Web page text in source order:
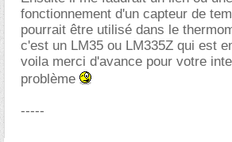
fonctionnement d'un capteur de
pourrait être utilisé dans le
c'est un LM35 ou LM335Z qui est
voila merci d'avance pour votre
problème
-----